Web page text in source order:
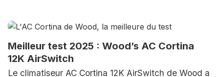
Meilleur test 2025 : Wood’s AC Cortina
12K AirSwitch
Le climatiseur AC Cortina 12K AirSwitch de Wood a